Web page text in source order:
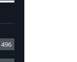
496